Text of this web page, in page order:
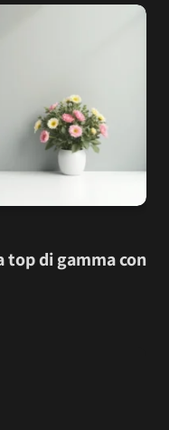
top di gamma con